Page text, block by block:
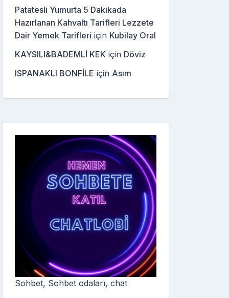
Patatesli Yumurta 5 Dakikada
Hazırlanan Kahvaltı Tarifleri Lezzete
Dair Yemek Tarifleri için Kubilay Oral
KAYSILI&BADEMLİ KEK için Döviz
ISPANAKLI BONFİLE için Asım
Sohbet, Sohbet odaları, chat